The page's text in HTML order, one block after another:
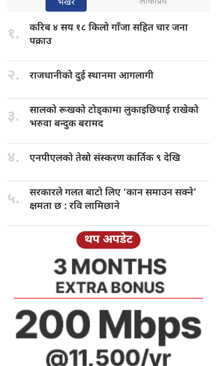
भर्खरै
१. करिब ४ सय १८ किलो गाँजा सहित चार जना
पक्राउ
२. राजधानीको दुईस्थानमा आगलागी
३. सालको रूखकोटोड्कामा लुकाइछिपाई राखेको
भरुवा बन्दुक बरामद
४. एनपीएलको तेस्रोसंस्करण कार्तिक ९ देखि
५. सरकारले गलतबाटो लिए ‘कान समाउन सक्ने’
क्षमता छ : रवि लामिछाने
थप अपडेट